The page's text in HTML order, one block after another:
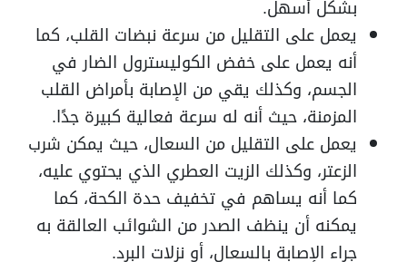
بشكل أسهل.
يعمل على التقليل من سرعة نبضات القلب، كما
أنه يعمل على خفض الكوليسترول الضار في
الجسم، وكذلك يقي من الإصابة بأمراض القلب
المزمنة، حيث أنه له سرعة فعالية كبيرة جدًا.
يعمل على التقليل من السعال، حيث يمكن شرب
الزعتر، وكذلك الزيت العطري الذي يحتوي عليه،
كما أنه يساهم في تخفيف حدة الكحة، كما
يمكنه أن ينظف الصدر من الشوائب العالقة به
جراء الإصابة بالسعال، أو نزلات البرد.